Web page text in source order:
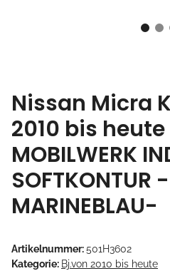
Nissan Micra
2010 bis
MOBILWERK
SOFTKONTUR -
MARINEBLAU-
Artikelnummer:501H3602
Kategorie: Bj.von 2010 bis heute